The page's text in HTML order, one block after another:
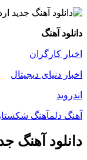
دانلود آهنگ
اخبار کارگران
اخبار دنیای دیجیتال
اندروید
آهنگ دلمآهنگ شکست
دانلود آهنگ